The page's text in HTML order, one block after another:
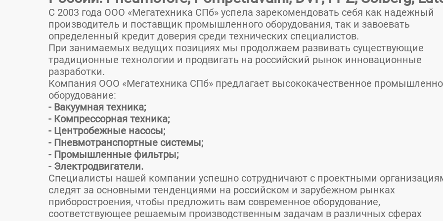
С 2003 года ООО «Мегатехника СПб» успела зарекомендовать себя как надежный
производитель и поставщик промышленного оборудования, так и завоевать
определенный кредит доверия среди технических специалистов.
При занимаемых ведущих позициях мы продолжаем развивать существующие
традиционные технологии и продвигать на российский рынок инновационные
разработки.
Компания ООО «Мегатехника СПб» предлагает высококачественное
оборудование:
- Вакуумная техника;
- Компрессорная техника;
- Центробежные насосы;
- Пневмотранспортные системы;
- Промышленные фильтры;
- Электродвигатели.
Специалисты нашей компании успешно сотрудничают с проектными
следят за основными тенденциями на российском и зарубежном рынках
приборостроения, чтобы предложить вам современное оборудование,
соответствующее решаемым производственным задачам в различных сферах